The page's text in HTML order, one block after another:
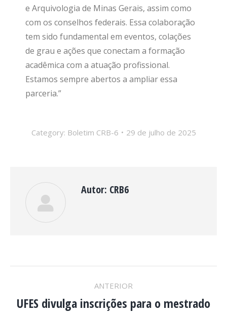
e Arquivologia de Minas Gerais, assim como
com os conselhos federais. Essa colaboração
tem sido fundamental em eventos, colações
de grau e ações que conectam a formação
acadêmica com a atuação profissional.
Estamos sempre abertos a ampliar essa
parceria.”
Category: Boletim CRB-6 29 de julho de 2025
Autor: CRB6
NAVEGAÇÃO
ANTERIOR
Post
UFES divulga inscrições para o mestrado